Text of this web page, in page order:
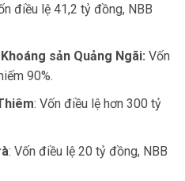
điều lệ 41,2 tỷ đồng, NBB
sản Quảng Ngãi: Vốn
90%.
: Vốn điều lệ hơn 300 tỷ
: Vốn điều lệ 20 tỷ đồng, NBB